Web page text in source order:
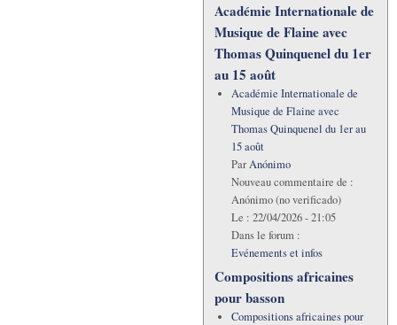
Académie Internationale de
Musique de Flaine avec
Thomas Quinquenel du 1er
au 15 août
Académie Internationale de
Musique de Flaine avec
Thomas Quinquenel du 1er au
15 août
ParAnónimo
Nouveau commentaire de :
Anónimo (no verificado)
Le : 22/04/2026 - 21:05
Dans le forum :
Evénements et infos
Compositions africaines
pour basson
Compositions africaines pour